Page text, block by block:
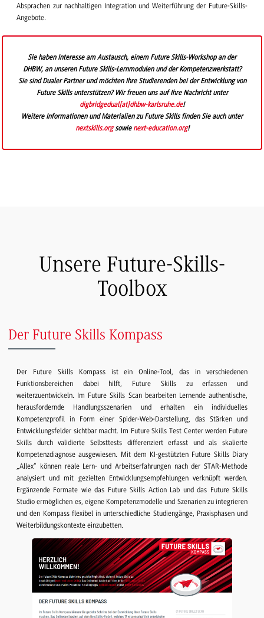
Absprachen zur nachhaltigen Integration und Weiterführung der Future-Skills-
Angebote.
Sie haben Interesse am Austausch, einem Future Skills-Workshop an der
DHBW, an unseren Future Skills-Lernmodulen und der Kompetenzwerkstatt?
Sie sind Dualer Partner und möchten Ihre Studierenden bei der Entwicklung von
Future Skills unterstützen? Wir freuen uns auf Ihre Nachricht unter
digbridgedual[at]dhbw-karlsruhe.de!
Weitere Informationen und Materialien zu Future Skills finden Sie auch unter
nextskills.orgsowie next-education.org!
Unsere Future-Skills-
Toolbox
Der Future Skills Kompass
Der Future Skills Kompass ist ein Online-Tool, das in verschiedenen
Funktionsbereichen dabei hilft, Future Skills zu erfassen und
weiterzuentwickeln. Im Future Skills Scan bearbeiten Lernende authentische,
herausfordernde Handlungsszenarien und erhalten ein individuelles
Kompetenzprofil in Form einer Spider-Web-Darstellung, das Stärken und
Entwicklungsfelder sichtbar macht. Im Future Skills Test Center werden Future
Skills durch validierte Selbsttests differenziert erfasst und als skalierte
Kompetenzdiagnose ausgewiesen. Mit dem KI-gestützten Future Skills Diary
„Allex“ können reale Lern- und Arbeitserfahrungen nach der STAR-Methode
analysiert und mit gezielten Entwicklungsempfehlungen verknüpft werden.
Ergänzende Formate wie das Future Skills Action Lab und das Future Skills
Studio ermöglichen es, eigene Kompetenzmodelle und Szenarien zu integrieren
und den Kompass flexibel in unterschiedliche Studiengänge, Praxisphasen und
Weiterbildungskontexte einzubetten.